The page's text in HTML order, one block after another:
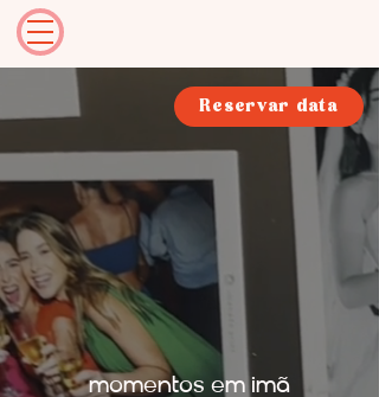
Reservar data
momentos em imã